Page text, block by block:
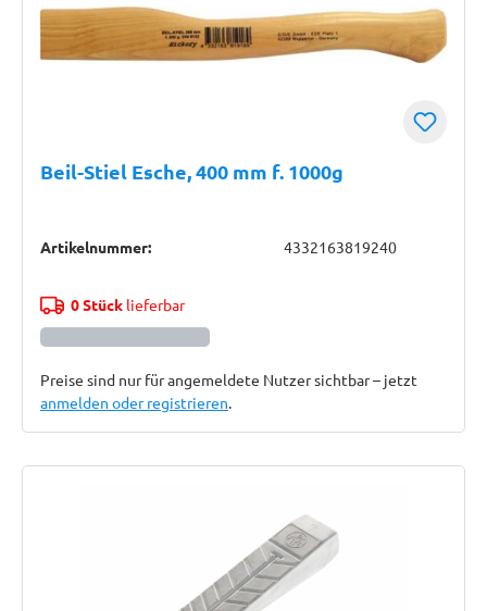
Beil-Stiel Esche, 400 mm f. 1000g
Artikelnummer: 4332163819240
0 Stücklieferbar
Preise sind nur für angemeldete Nutzer sichtbar – jetzt
anmelden oder registrieren.